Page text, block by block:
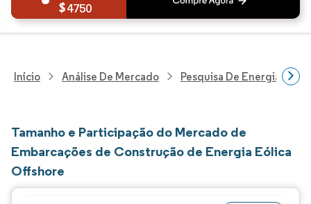
4750
Início Análise De Mercado Pesquisa De Energia E
Tamanho e Participação do Mercado de
Embarcações de Construção de Energia Eólica
Offshore